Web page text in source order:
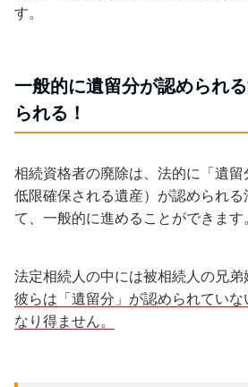
す。
一般的に遺留分が認められ
られる！
相続資格者の廃除は、法的に「遺
低限確保される遺産）が認められ
て、一般的に進めることができます
法定相続人の中には被相続人の兄弟
彼らは「遺留分」が認められてい
なり得ません。